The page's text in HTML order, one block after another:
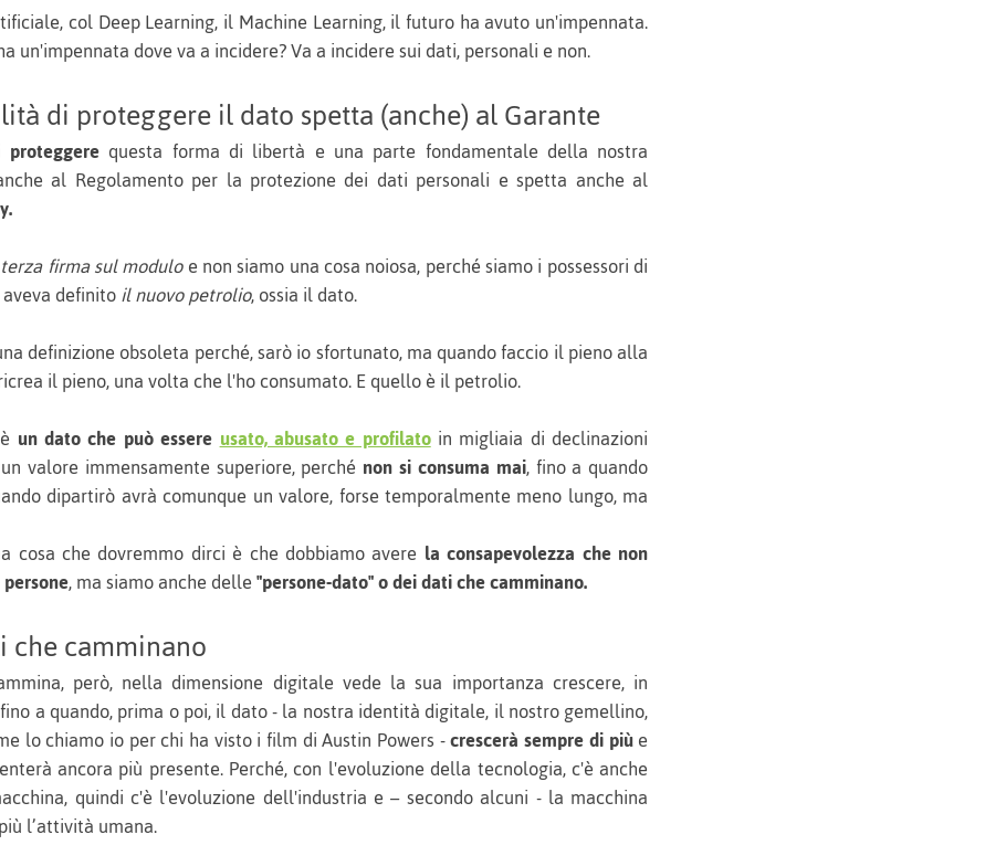
col Deep Learning, il Machine Learning, il futuro ha avuto un'impennata.
un'impennata dove va a incidere? Va a incidere sui dati, personali e non.
di proteggere il dato spetta (anche) al Garante
questa forma di libertà e una parte fondamentale della nostra
al Regolamento per la protezione dei dati personali e spetta anche al
firma sul moduloe non siamo una cosa noiosa, perché siamo i possessori di
definitoil nuovo petrolio, ossia il dato.
definizione obsoleta perché, sarò io sfortunato, ma quando faccio il pieno alla
il pieno, una volta che l'ho consumato. E quello è il petrolio.
un dato che può essereusato, abusato e profilatoin migliaia di declinazioni
valore immensamente superiore, perché non si consuma mai, fino a quando
dipartirò avrà comunque un valore, forse temporalmente meno lungo, ma
cosa che dovremmo dirci è che dobbiamo avere la consapevolezza che non
, ma siamo anche delle"persone-dato" o dei dati che camminano.
che camminano
però, nella dimensione digitale vede la sua importanza crescere, in
a quando, prima o poi, il dato - la nostra identità digitale, il nostro gemellino,
lo chiamo io per chi ha visto i film di Austin Powers -crescerà sempre di piùe
ancora più presente. Perché, con l'evoluzione della tecnologia, c'è anche
quindi c'è l'evoluzione dell'industria e – secondo alcuni - la macchina
l’attività umana.